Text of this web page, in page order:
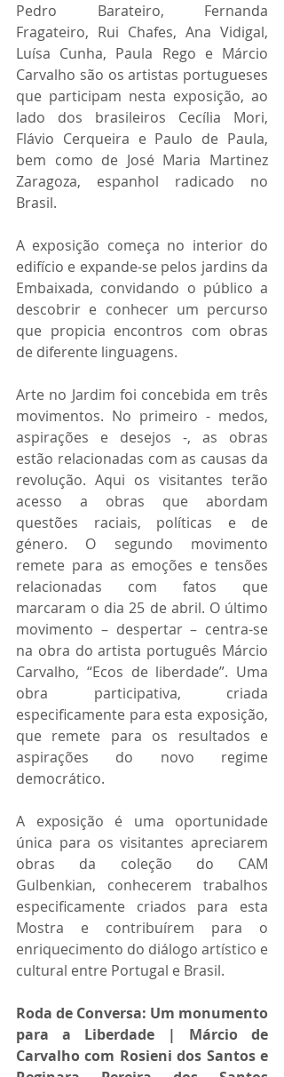
Pedro Barateiro, Fernanda
Fragateiro, Rui Chafes, Ana Vidigal,
Luísa Cunha, Paula Rego e Márcio
Carvalho são os artistas portugueses
que participam nesta exposição, ao
lado dos brasileiros Cecília Mori,
Flávio Cerqueira e Paulo de Paula,
bem como de José Maria Martinez
Zaragoza, espanhol radicado no
Brasil.
A exposição começa no interior do
edifício e expande-se pelos jardins da
Embaixada, convidando o público a
descobrir e conhecer um percurso
que propicia encontros com obras
de diferente linguagens.
Arte no Jardim foi concebida em três
movimentos. No primeiro - medos,
aspirações e desejos -, as obras
estão relacionadas com as causas da
revolução. Aqui os visitantes terão
acesso a obras que abordam
questões raciais, políticas e de
género. O segundo movimento
remete para as emoções e tensões
relacionadas com fatos que
marcaram o dia 25 de abril. O último
movimento – despertar – centra-se
na obra do artista português Márcio
Carvalho, “Ecos de liberdade”. Uma
obra participativa, criada
especificamente para esta exposição,
que remete para os resultados e
aspirações do novo regime
democrático.
A exposição é uma oportunidade
única para os visitantes apreciarem
obras da coleção do CAM
Gulbenkian, conhecerem trabalhos
especificamente criados para esta
Mostra e contribuírem para o
enriquecimento do diálogo artístico e
cultural entre Portugal e Brasil.
Roda de Conversa: Um monumento
para a Liberdade | Márcio de
Carvalho com Rosieni dos Santos e